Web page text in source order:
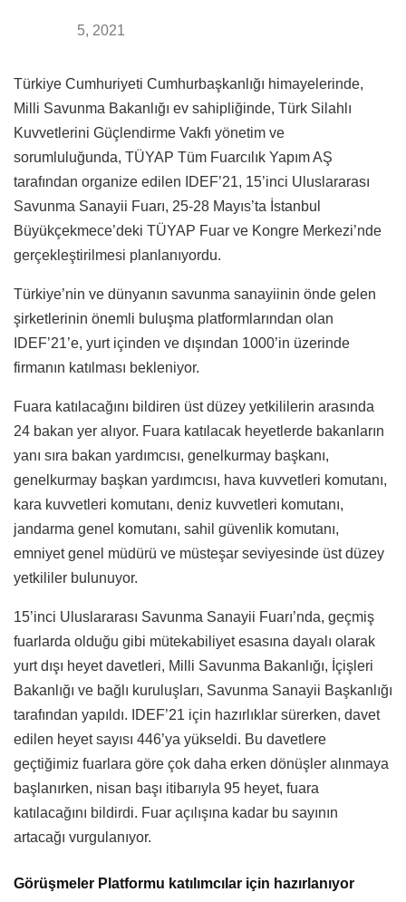
5, 2021
Türkiye Cumhuriyeti Cumhurbaşkanlığı himayelerinde,
Milli Savunma Bakanlığı ev sahipliğinde, Türk Silahlı
Kuvvetlerini Güçlendirme Vakfı yönetim ve
sorumluluğunda, TÜYAP Tüm Fuarcılık Yapım AŞ
tarafından organize edilen IDEF’21, 15’inci Uluslararası
Savunma Sanayii Fuarı, 25-28 Mayıs’ta İstanbul
Büyükçekmece’deki TÜYAP Fuar ve Kongre Merkezi’nde
gerçekleştirilmesi planlanıyordu.
Türkiye’nin ve dünyanın savunma sanayiinin önde gelen
şirketlerinin önemli buluşma platformlarından olan
IDEF’21’e, yurt içinden ve dışından 1000’in üzerinde
firmanın katılması bekleniyor.
Fuara katılacağını bildiren üst düzey yetkililerin arasında
24 bakan yer alıyor. Fuara katılacak heyetlerde bakanların
yanı sıra bakan yardımcısı, genelkurmay başkanı,
genelkurmay başkan yardımcısı, hava kuvvetleri komutanı,
kara kuvvetleri komutanı, deniz kuvvetleri komutanı,
jandarma genel komutanı, sahil güvenlik komutanı,
emniyet genel müdürü ve müsteşar seviyesinde üst düzey
yetkililer bulunuyor.
15’inci Uluslararası Savunma Sanayii Fuarı’nda, geçmiş
fuarlarda olduğu gibi mütekabiliyet esasına dayalı olarak
yurt dışı heyet davetleri, Milli Savunma Bakanlığı, İçişleri
Bakanlığı ve bağlı kuruluşları, Savunma Sanayii Başkanlığı
tarafından yapıldı. IDEF’21 için hazırlıklar sürerken, davet
edilen heyet sayısı 446’ya yükseldi. Bu davetlere
geçtiğimiz fuarlara göre çok daha erken dönüşler alınmaya
başlanırken, nisan başı itibarıyla 95 heyet, fuara
katılacağını bildirdi. Fuar açılışına kadar bu sayının
artacağı vurgulanıyor.
Görüşmeler Platformu katılımcılar için hazırlanıyor